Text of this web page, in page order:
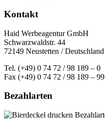
Kontakt
Haid Werbeagentur GmbH
Schwarzwaldstr. 44
72149 Neustetten / Deutschland
Tel. (+49) 0 74 72 / 98 189 – 0
Fax (+49) 0 74 72 / 98 189 – 99
Bezahlarten